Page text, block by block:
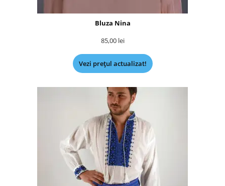
Bluza Nina
85,00 lei
Vezi prețul actualizat!